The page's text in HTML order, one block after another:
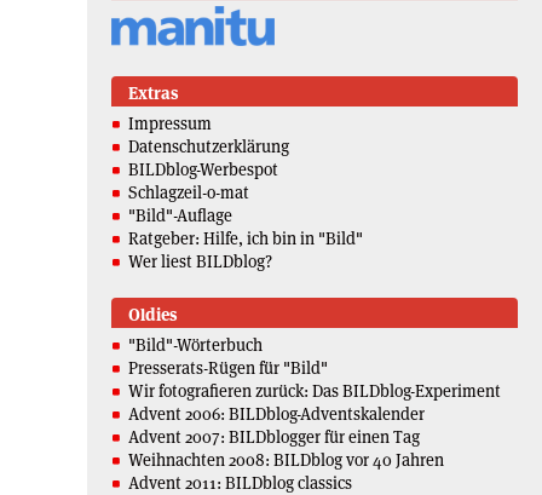
Extras
Impressum
Datenschutzerklärung
BILDblog-Werbespot
Schlagzeil-o-mat
"Bild"-Auflage
Ratgeber: Hilfe, ich bin in "Bild"
Wer liest BILDblog?
Oldies
"Bild"-Wörterbuch
Presserats-Rügen für "Bild"
Wir fotografieren zurück: Das BILDblog-Experiment
Advent 2006: BILDblog-Adventskalender
Advent 2007: BILDblogger für einen Tag
Weihnachten 2008: BILDblog vor 40 Jahren
Advent 2011: BILDblog classics